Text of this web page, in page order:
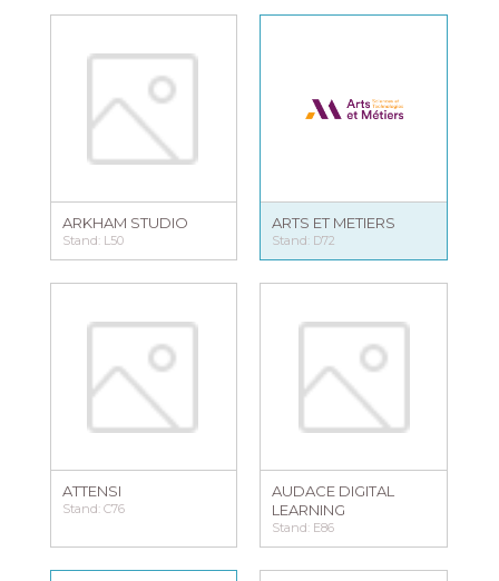
ARKHAM STUDIO
Stand: L50
ARTS ET METIERS
Stand: D72
ATTENSI
Stand: C76
AUDACE DIGITAL
LEARNING
Stand: E86